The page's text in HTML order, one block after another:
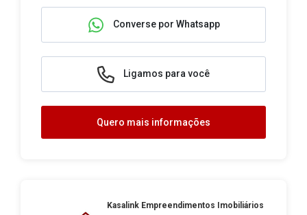
Converse por Whatsapp
Ligamos para você
Quero mais informações
Kasalink Empreendimentos Imobiliários